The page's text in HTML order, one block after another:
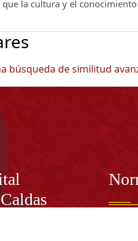
la cultura y el
búsqueda de similitud